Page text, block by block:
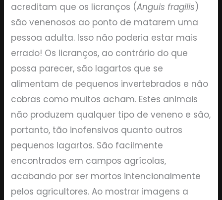
acreditam que os licranços (Anguis fragilis)
são venenosos ao ponto de matarem uma
pessoa adulta. Isso não poderia estar mais
errado! Os licranços, ao contrário do que
possa parecer, são lagartos que se
alimentam de pequenos invertebrados e não
cobras como muitos acham. Estes animais
não produzem qualquer tipo de veneno e são,
portanto, tão inofensivos quanto outros
pequenos lagartos. São facilmente
encontrados em campos agrícolas,
acabando por ser mortos intencionalmente
pelos agricultores. Ao mostrar imagens a